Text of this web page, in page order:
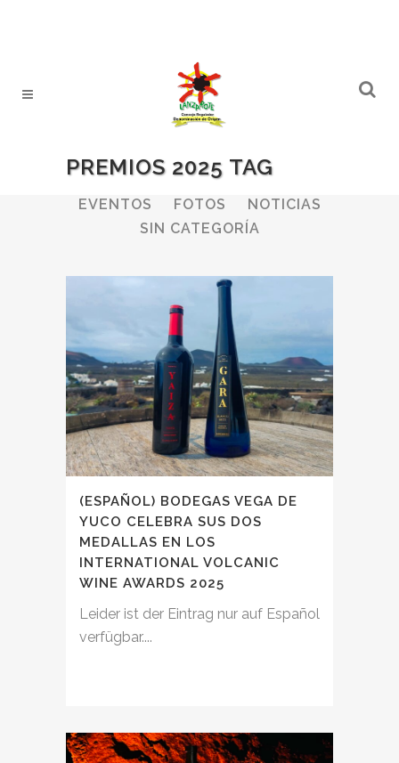
PREMIOS 2025 TAG
ALL BODEGAS
BOLETINES
EVENTOS
FOTOS
NOTICIAS
SIN CATEGORÍA
(ESPAÑOL) BODEGAS VEGA DE
YUCO CELEBRA SUS DOS
MEDALLAS EN LOS
INTERNATIONAL VOLCANIC
WINE AWARDS 2025
Leider ist der Eintrag nur auf Español
verfügbar....